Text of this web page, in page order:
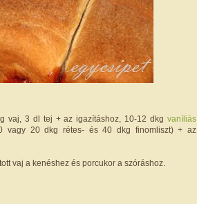
vaj, 3 dl tej + az igazításhoz, 10-12 dkgvaníliás
vagy 20 dkg rétes- és 40 dkg finomliszt) + az
vaj a kenéshez és porcukor a szóráshoz.